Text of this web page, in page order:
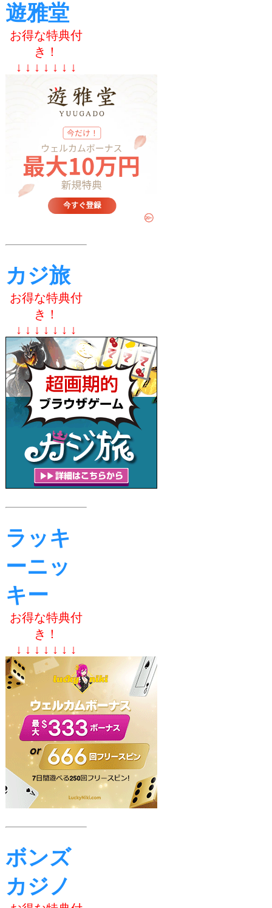
遊雅堂
お得な特典付
き！
↓ ↓ ↓ ↓ ↓ ↓ ↓
カジ旅
お得な特典付
き！
↓ ↓ ↓ ↓ ↓ ↓ ↓
ラッキ
ーニッ
キー
お得な特典付
き！
↓ ↓ ↓ ↓ ↓ ↓ ↓
ボンズ
カジノ